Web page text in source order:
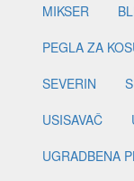
MIKSER
PEGLA ZA
SEVERIN
USISAVAČ
UGRADBENA